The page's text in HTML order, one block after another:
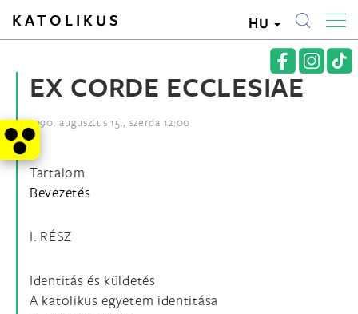
KATOLIKUS HU
EX CORDE ECCLESIAE
1990. augusztus 15., szerda 12:00
Tartalom
Bevezetés
I. RÉSZ
Identitás és küldetés
A katolikus egyetem identitása